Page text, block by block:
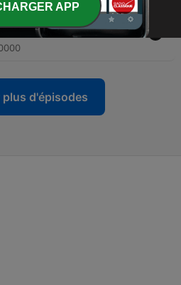
ans après...mais avec
d'épisodes
APP